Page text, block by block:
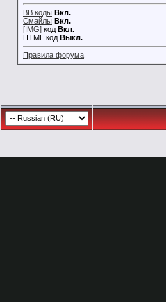
BB коды Вкл.
Смайлы Вкл.
[IMG] код Вкл.
HTML код Выкл.
Правила форума